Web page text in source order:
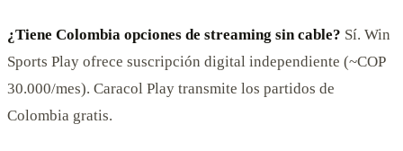
¿Tiene Colombia opciones de streaming sin cable? Sí. Win
Sports Play ofrece suscripción digital independiente (~COP
30.000/mes). Caracol Play transmite los partidos de
Colombia gratis.